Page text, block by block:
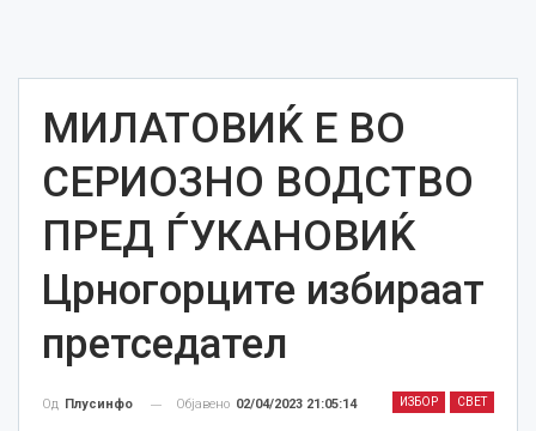
МИЛАТОВИЌ Е ВО
СЕРИОЗНО ВОДСТВО
ПРЕД ЃУКАНОВИЌ
Црногорците избираат
претседател
ИЗБОР СВЕТ
Од Плусинфо Објавено 02/04/2023 21:05:14